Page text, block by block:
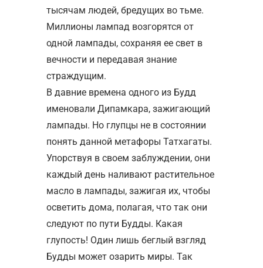
тысячам людей, бредущих во тьме.
Миллионы лампад возгорятся от
одной лампады, сохраняя ее свет в
вечности и передавая знание
страждущим.
В давние времена одного из Будд
именовали Дипамкара, зажигающий
лампады. Но глупцы не в состоянии
понять данной метафоры Татхагаты.
Упорствуя в своем заблуждении, они
каждый день наливают растительное
масло в лампады, зажигая их, чтобы
осветить дома, полагая, что так они
следуют по пути Будды. Какая
глупость! Один лишь беглый взгляд
Будды может озарить миры. Так